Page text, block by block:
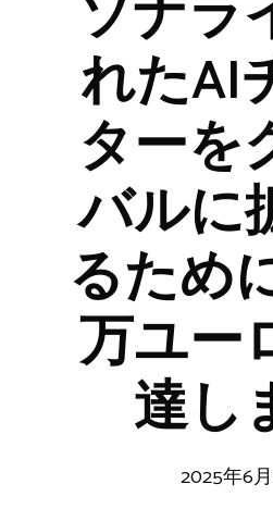
れたAI
ターを
バルに
るため
万ユー
達し
2025年6月